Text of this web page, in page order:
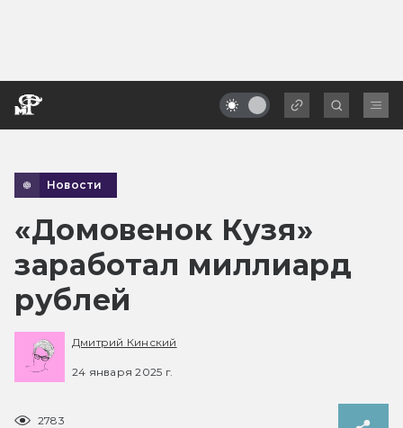
Новости
«Домовенок Кузя»
заработал миллиард
рублей
Дмитрий Кинский
24 января 2025 г.
2783